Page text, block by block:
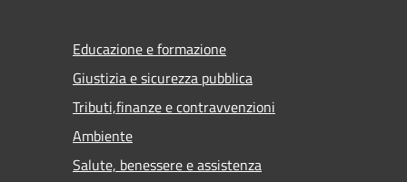
Educazione e formazione
Giustizia e sicurezza pubblica
Tributi,finanze e contravvenzioni
Ambiente
Salute, benessere e assistenza